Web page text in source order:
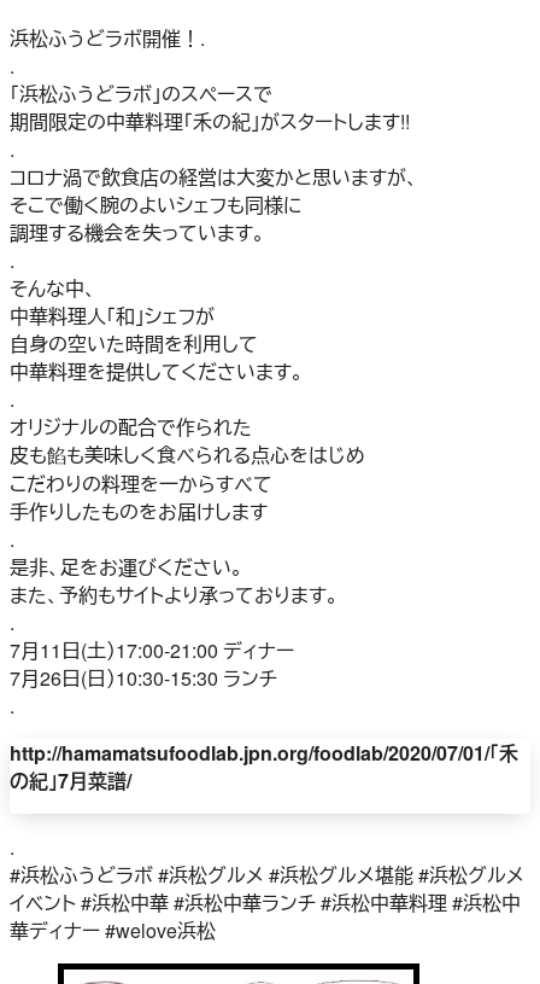
浜松ふうどラボ開催！.
.
「浜松ふうどラボ」のスペースで
期間限定の中華料理「禾の紀」がスタートします!!
.
コロナ渦で飲食店の経営は大変かと思いますが、
そこで働く腕のよいシェフも同様に
調理する機会を失っています。
.
そんな中、
中華料理人「和」シェフが
自身の空いた時間を利用して
中華料理を提供してくださいます。
.
オリジナルの配合で作られた
皮も餡も美味しく食べられる点心をはじめ
こだわりの料理を一からすべて
手作りしたものをお届けします
.
是非、足をお運びください。
また、予約もサイトより承っております。
.
7月11日(土）17:00-21:00 ディナー
7月26日(日）10:30-15:30 ランチ
.
http://hamamatsufoodlab.jpn.org/foodlab/2020/07/01/「禾
の紀」7月菜譜/
.
#浜松ふうどラボ #浜松グルメ #浜松グルメ堪能 #浜松グルメ
イベント #浜松中華 #浜松中華ランチ #浜松中華料理 #浜松中
華ディナー #welove浜松